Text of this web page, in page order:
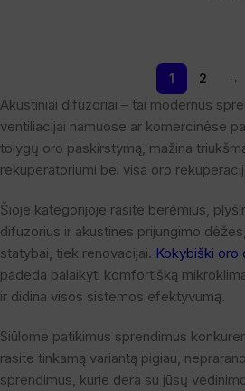
1 2 →
Akustiniai difuzoriai – tai modernus
ventiliacijai namuose ar komercinėse
tolygų oro paskirstymą, mažina
rekuperatoriumi bei visa oro
Šioje kategorijoje rasite berėmius,
difuzorius ir akustines prijungimo
statybai, tiek renovacijai. Kokybiški oro
padeda palaikyti komfortišką
ir didina visos sistemos efektyvumą.
Siūlome patikimus sprendimus
rasite tinkamą variantą pigiau,
sprendimus, kurie dera su jūsų